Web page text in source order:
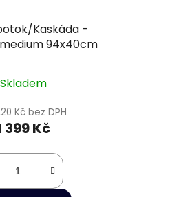
Kaskáda -
94x40cm
Skladem
Kč bez DPH
399 Kč